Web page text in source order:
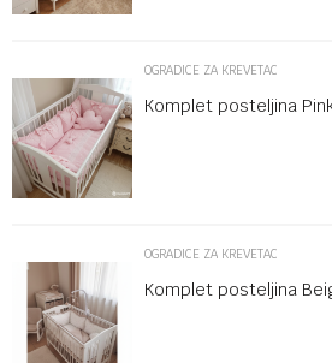
OGRADICE ZA KREVETAC
Komplet posteljina
OGRADICE ZA KREVETAC
Komplet posteljina